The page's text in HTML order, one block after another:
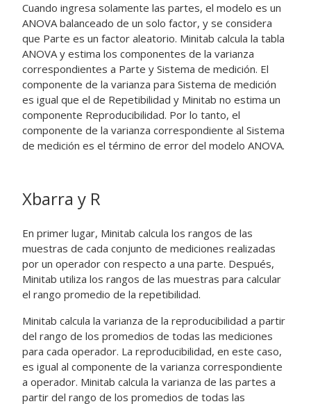
Cuando ingresa solamente las partes, el modelo es un
ANOVA balanceado de un solo factor, y se considera
que Parte es un factor aleatorio. Minitab calcula la tabla
ANOVA y estima los componentes de la varianza
correspondientes a Parte y Sistema de medición. El
componente de la varianza para Sistema de medición
es igual que el de Repetibilidad y Minitab no estima un
componente Reproducibilidad. Por lo tanto, el
componente de la varianza correspondiente al Sistema
de medición es el término de error del modelo ANOVA.
Xbarra y R
En primer lugar, Minitab calcula los rangos de las
muestras de cada conjunto de mediciones realizadas
por un operador con respecto a una parte. Después,
Minitab utiliza los rangos de las muestras para calcular
el rango promedio de la repetibilidad.
Minitab calcula la varianza de la reproducibilidad a partir
del rango de los promedios de todas las mediciones
para cada operador. La reproducibilidad, en este caso,
es igual al componente de la varianza correspondiente
a operador. Minitab calcula la varianza de las partes a
partir del rango de los promedios de todas las